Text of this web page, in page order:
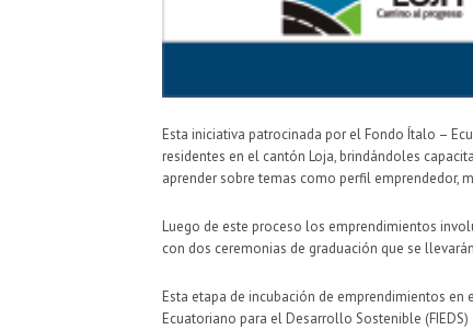
Esta iniciativa patrocinada por el Fondo Ítalo –
residentes en el cantón Loja, brindándoles
aprender sobre temas como perfil emprendedor,
Luego de este proceso los emprendimientos
con dos ceremonias de graduación que se
Esta etapa de incubación de emprendimientos
Ecuatoriano para el Desarrollo Sostenible (FIEDS)